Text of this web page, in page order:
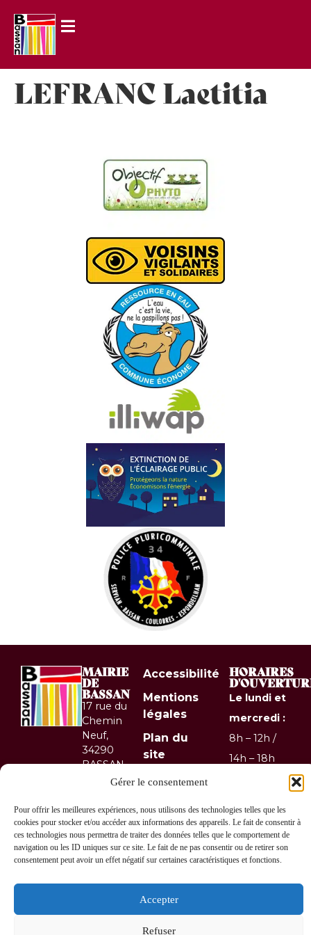
Gérer le consentement
Pour offrir les meilleures expériences, nous utilisons des technologies telles que les
cookies pour stocker et/ou accéder aux informations des appareils. Le fait de consentir à
ces technologies nous permettra de traiter des données telles que le comportement de
navigation ou les ID uniques sur ce site. Le fait de ne pas consentir ou de retirer son
consentement peut avoir un effet négatif sur certaines caractéristiques et fonctions.
Accepter
Refuser
principal
LEFRANC Laetitia
MAIRIE
DE
BASSAN
17 rue du
Chemin
Neuf,
34290
BASSAN
04 67
67
Contactez-
nous !
Accessibilité
Mentions
légales
Plan du
site
Confidentialité
& GRU
développés
par Utopia
HORAIRES
Le lundi et
mercredi :
8h – 12h /
14h – 18h
8h – 12h
Le
vendredi :